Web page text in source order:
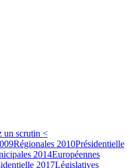
un scrutin <
Régionales 2010Présidentielle
2014Européennes
2017Législatives